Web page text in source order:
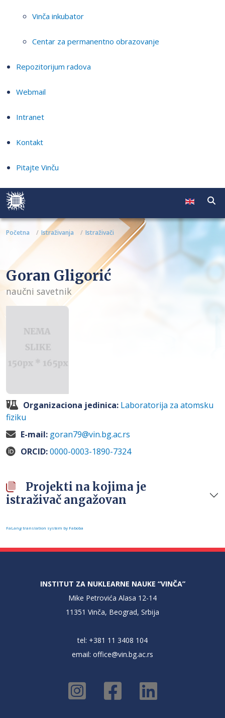
Vinča inkubator
Centar za permanentno obrazovanje
Repozitorijum radova
Webmail
Intranet
Kontakt
Pitajte Vinču
Početna Istraživanja Istraživači
Goran Gligorić
naučni savetnik
Organizaciona jedinica: Laboratorija za atomsku
fiziku
E-mail: goran79@vin.bg.ac.rs
ORCID:0000-0003-1890-7324
Projekti na kojima je
istraživač angažovan
FaLang translation system by Faboba
INSTITUT ZA NUKLEARNE NAUKE “VINČA”
Mike Petrovića Alasa 12-14
11351 Vinča, Beograd, Srbija
tel: +381 11 3408 104
email: office@vin.bg.ac.rs